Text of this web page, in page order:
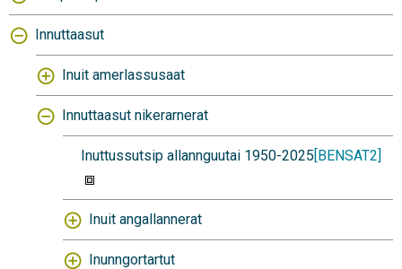
Innuttaasut
Inuit amerlassusaat
Innuttaasut nikerarnerat
Inuttussutsip allannguutai 1950-2025[BENSAT2]
Inuit angallannerat
Inunngortartut